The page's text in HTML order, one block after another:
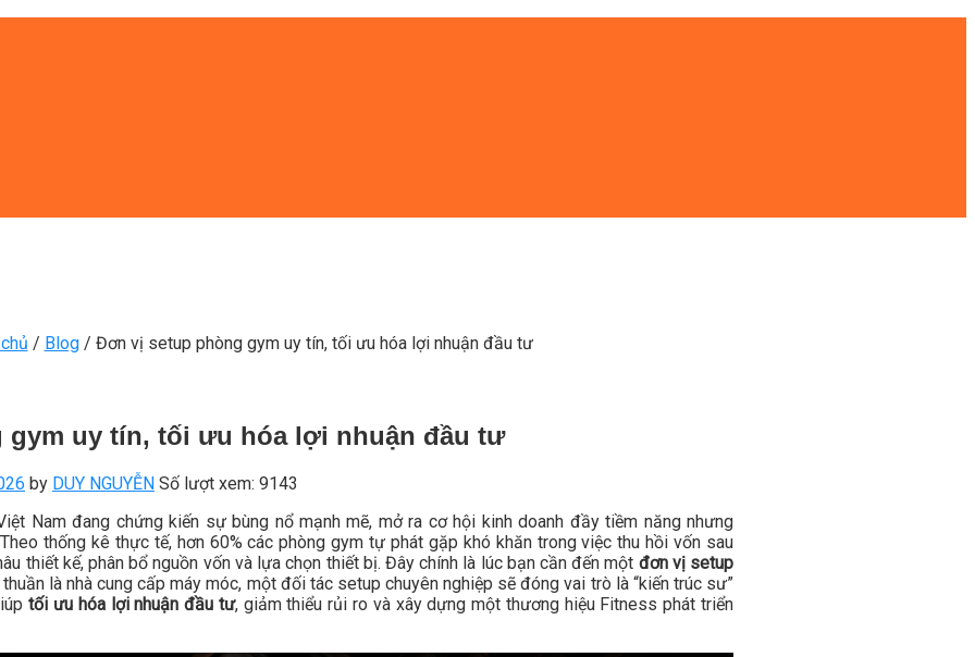
/ Blog / Đơn vị setup phòng gym uy tín, tối ưu hóa lợi nhuận đầu tư
uy tín, tối ưu hóa lợi nhuận đầu tư
by DUY NGUYỄN Số lượt xem: 9143
Nam đang chứng kiến sự bùng nổ mạnh mẽ, mở ra cơ hội kinh doanh đầy tiềm năng nhưng
thống kê thực tế, hơn 60% các phòng gym tự phát gặp khó khăn trong việc thu hồi vốn sau
thiết kế, phân bổ nguồn vốn và lựa chọn thiết bị. Đây chính là lúc bạn cần đến một đơn vị setup
là nhà cung cấp máy móc, một đối tác setup chuyên nghiệp sẽ đóng vai trò là “kiến trúc sư”
tối ưu hóa lợi nhuận đầu tư, giảm thiểu rủi ro và xây dựng một thương hiệu Fitness phát triển